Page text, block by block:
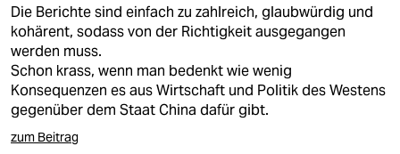
Die Berichte sind einfach zu zahlreich, glaubwürdig und
kohärent, sodass von der Richtigkeit ausgegangen
werden muss.
Schon krass, wenn man bedenkt wie wenig
Konsequenzen es aus Wirtschaft und Politik des Westens
gegenüber dem Staat China dafür gibt.
zum Beitrag